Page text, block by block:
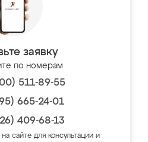
заявку
по номерам
511-89-55
665-24-01
409-68-13
сайте для консультации и